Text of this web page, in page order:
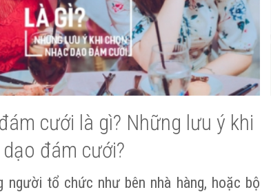
cưới là gì? Những lưu ý khi
đám cưới?
người tổ chức như bên nhà hàng, hoặc bộ